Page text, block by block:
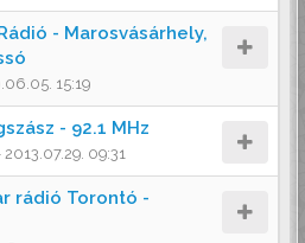
- Marosvásárhely,
15:19
- 92.1 MHz
2013.07.29. 09:31
rádió Torontó -